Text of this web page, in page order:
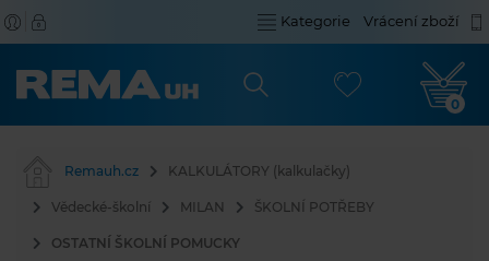
Kategorie Vrácení zboží
0
Remauh.cz KALKULÁTORY (kalkulačky)
Vědecké-školní MILAN ŠKOLNÍ POTŘEBY
OSTATNÍ ŠKOLNÍ POMUCKY